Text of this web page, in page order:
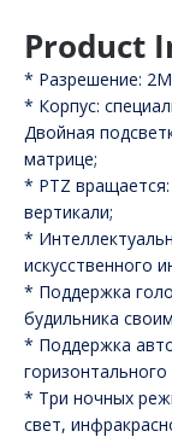
Product
* Разрешение:
* Корпус:
Двойная
матрице;
* PTZ вращается:
вертикали;
*
искусственного
* Поддержка
будильника
* Поддержка
* Три ночных
свет,